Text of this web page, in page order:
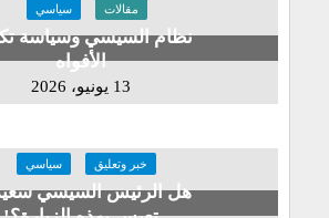
مقالات سياسي
نظام السيسي وسياسة
الأفواه
13 يونيو، 2026
خبر وتعليق سياسي
هل الرئيس السيسي